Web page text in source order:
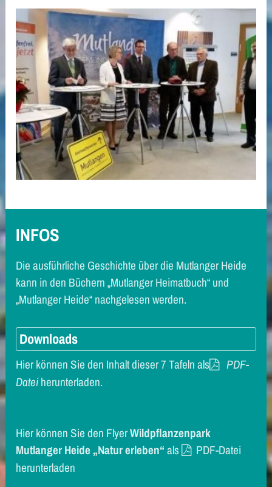
INFOS
Die ausführliche Geschichte über die Mutlanger Heide
kann in den Büchern „Mutlanger Heimatbuch“ und
„Mutlanger Heide“ nachgelesen werden.
Downloads
Hier können Sie den Inhalt dieser 7 Tafeln als
PDF-
Dateiherunterladen.
Hier können Sie den FlyerWildpflanzenpark
Mutlanger Heide„Natur erleben“als
PDF-Datei
herunterladen